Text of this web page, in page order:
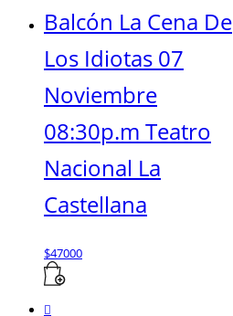
Balcón La Cena De
Los Idiotas 07
Noviembre
08:30p.m Teatro
Nacional La
Castellana
$47000